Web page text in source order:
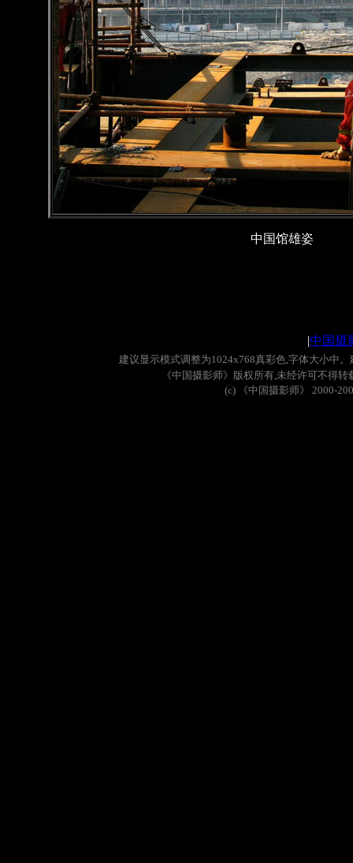
中国馆雄姿
|中国摄
建议显示模式调整为1024x768真彩色,字体大小中。
《中国摄影师》版权所有,未经许可不得转
(c)
《中国摄影师》 2000-200